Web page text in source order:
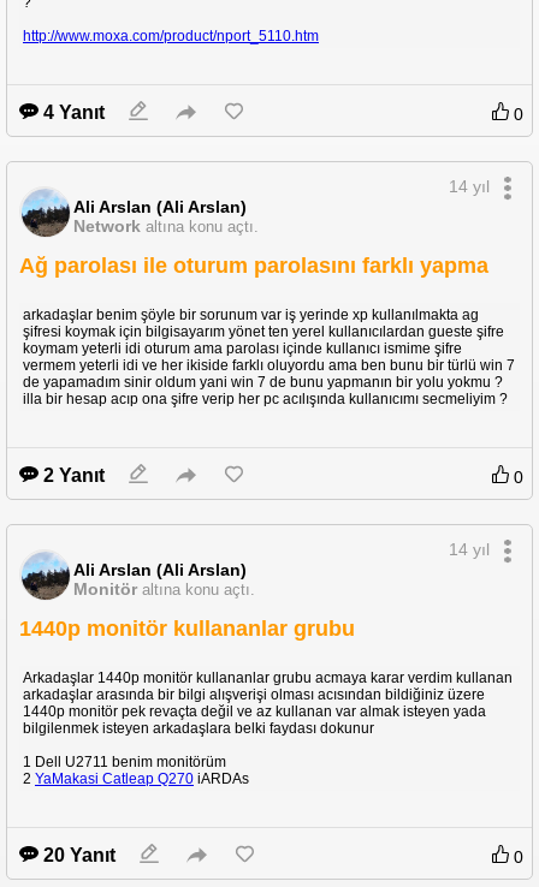
http://www.moxa.com/product/nport_5110.htm
4 Yanıt 0
Ali Arslan (Ali Arslan)
Network altına konu açtı.
14 yıl
Ağ parolası ile oturum parolasını farklı yapma
arkadaşlar benim şöyle bir sorunum var iş yerinde xp kullanılmakta ag
şifresi koymak için bilgisayarım yönet ten yerel kullanıcılardan gueste şifre
koymam yeterli idi oturum ama parolası içinde kullanıcı ismime şifre
vermem yeterli idi ve her ikiside farklı oluyordu ama ben bunu bir türlü win 7
de yapamadım sinir oldum yani win 7 de bunu yapmanın bir yolu yokmu ?
illa bir hesap acıp ona şifre verip her pc acılışında kullanıcımı secmeliyim ?
2 Yanıt 0
Ali Arslan (Ali Arslan)
Monitör altına konu açtı.
14 yıl
1440p monitör kullananlar grubu
Arkadaşlar 1440p monitör kullananlar grubu acmaya karar verdim kullanan
arkadaşlar arasında bir bilgi alışverişi olması acısından bildiğiniz üzere
1440p monitör pek revaçta değil ve az kullanan var almak isteyen yada
bilgilenmek isteyen arkadaşlara belki faydası dokunur
1 Dell U2711 benim monitörüm
2 YaMakasi Catleap Q270 iARDAs
20 Yanıt 0